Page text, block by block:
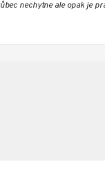
nechytne ale opak je